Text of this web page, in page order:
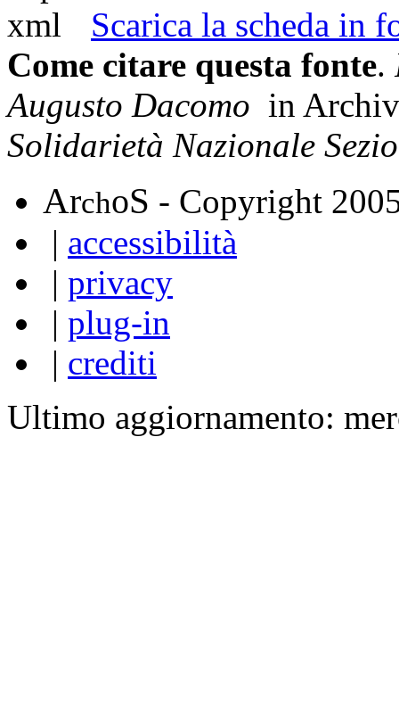
Scarica la scheda in
Come citare questa fonte.
Augusto Dacomo in
Solidarietà Nazionale
ArchoS - Copyright
| accessibilità
| privacy
| plug-in
| crediti
Ultimo aggiornamento: